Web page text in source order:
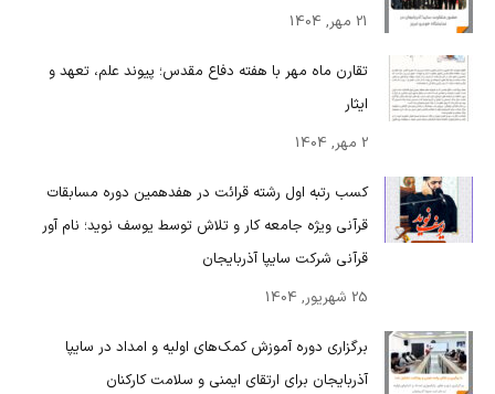
21 مهر, 1404
تقارن ماه مهر با هفته دفاع مقدس؛ پیوند علم، تعهد و
ایثار
2 مهر, 1404
کسب رتبه اول رشته قرائت در هفدهمین دوره مسابقات
قرآنی ویژه جامعه کار و تلاش توسط یوسف نوید؛ نام آور
قرآنی شرکت سایپا آذربایجان
25 شهریور, 1404
برگزاری دوره آموزش کمک‌های اولیه و امداد در سایپا
آذربایجان برای ارتقای ایمنی و سلامت کارکنان